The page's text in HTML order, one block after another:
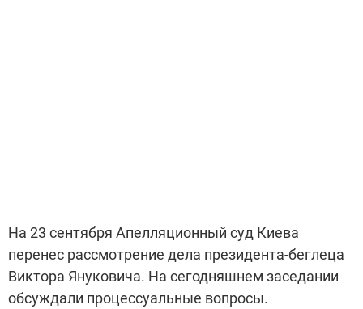
На 23 сентября Апелляционный суд Киева
перенес рассмотрение дела президента-беглеца
Виктора Януковича. На сегодняшнем заседании
обсуждали процессуальные вопросы.